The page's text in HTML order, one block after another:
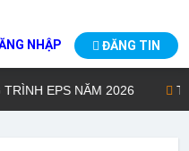
NHẬP ĐĂNG TIN
EPS NĂM 2026